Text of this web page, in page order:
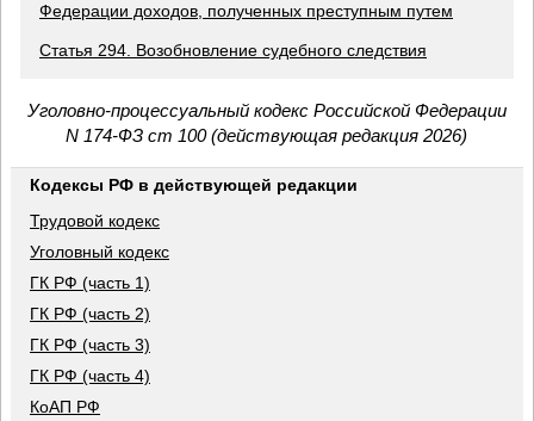
Федерации доходов, полученных преступным путем
Статья 294. Возобновление судебного следствия
Уголовно-процессуальный кодекс Российской Федерации
N 174-ФЗ ст 100 (действующая редакция 2026)
Кодексы РФ в действующей редакции
Трудовой кодекс
Уголовный кодекс
ГК РФ (часть 1)
ГК РФ (часть 2)
ГК РФ (часть 3)
ГК РФ (часть 4)
КоАП РФ